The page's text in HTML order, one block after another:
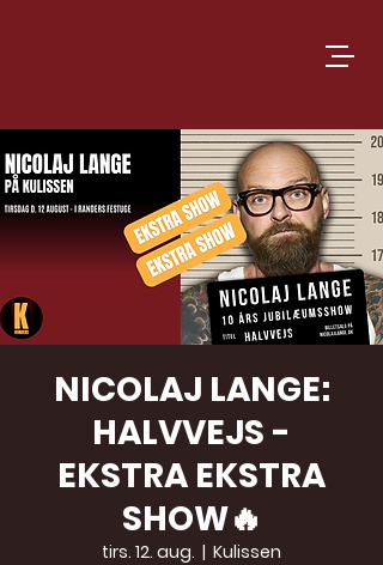
NICOLAJ LANGE:
HALVVEJS -
EKSTRA EKSTRA
SHOW🔥
tirs. 12. aug.
  |
Kulissen